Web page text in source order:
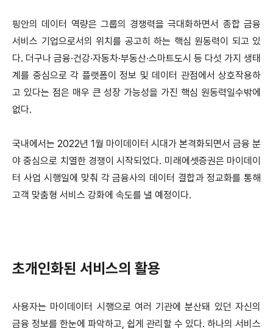
핑안의 데이터 역량은 그룹의 경쟁력을 극대화하면서 종합 금융
서비스 기업으로서의 위치를 공고히 하는 핵심 원동력이 되고 있
다. 더구나 금융·건강·자동차·부동산·스마트도시 등 다섯 가지 생태
계를 중심으로 각 플랫폼이 정보 및 데이터 관점에서 상호작용하
고 있다는 점은 매우 큰 성장 가능성을 가진 핵심 원동력일수밖에
없다.
국내에서는 2022년 1월 마이데이터 시대가 본격화되면서 금융 분
야 중심으로 치열한 경쟁이 시작되었다. 미래에셋증권은 마이데이
터 사업 시행일에 맞춰 각 금융사의 데이터 결합과 정교화를 통해
고객 맞춤형 서비스 강화에 속도를 낼 예정이다.
초개인화된 서비스의 활용
사용자는 마이데이터 시행으로 여러 기관에 분산돼 있던 자신의
금융 정보를 한눈에 파악하고, 쉽게 관리할 수 있다. 하나의 서비스